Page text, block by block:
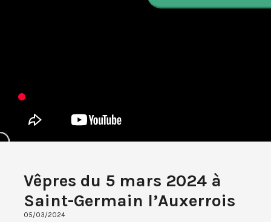
Vêpres du 5 mars 2024 à
Saint-Germain l’Auxerrois
05/03/2024